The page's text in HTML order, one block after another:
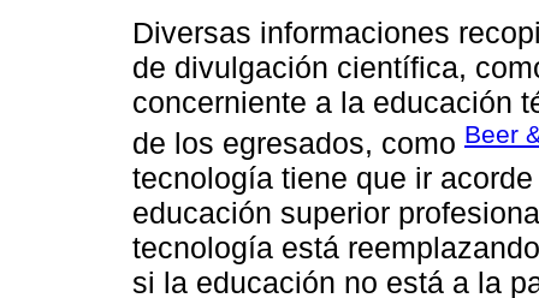
Diversas informaciones
de divulgación científica,
concerniente a la educación
de los egresados, como Beer
tecnología tiene que ir
educación superior
tecnología está
si la educación no está a la